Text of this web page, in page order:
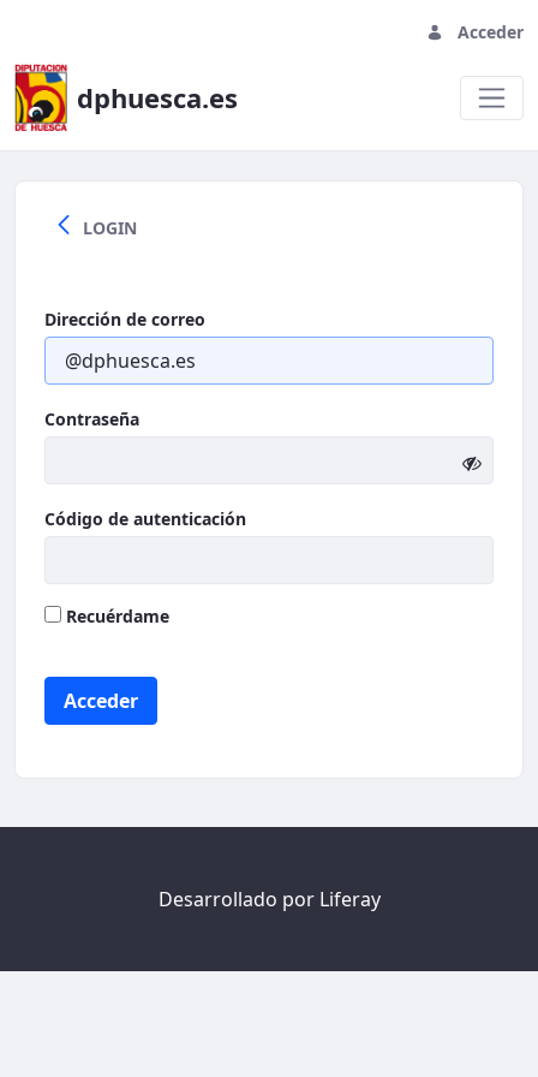
Acceder
dphuesca.es
Welcome
LOGIN
Dirección de correo
Contraseña
Código de autenticación
Recuérdame
Acceder
Desarrollado por Liferay